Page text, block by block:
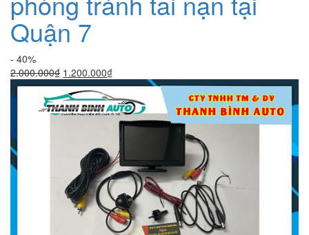
Quận 7
- 40%
2.000.000₫ Giá
gốc
là:
2.000.000₫.
1.200.000₫Giá
hiện
tại
là:
1.200.000₫.